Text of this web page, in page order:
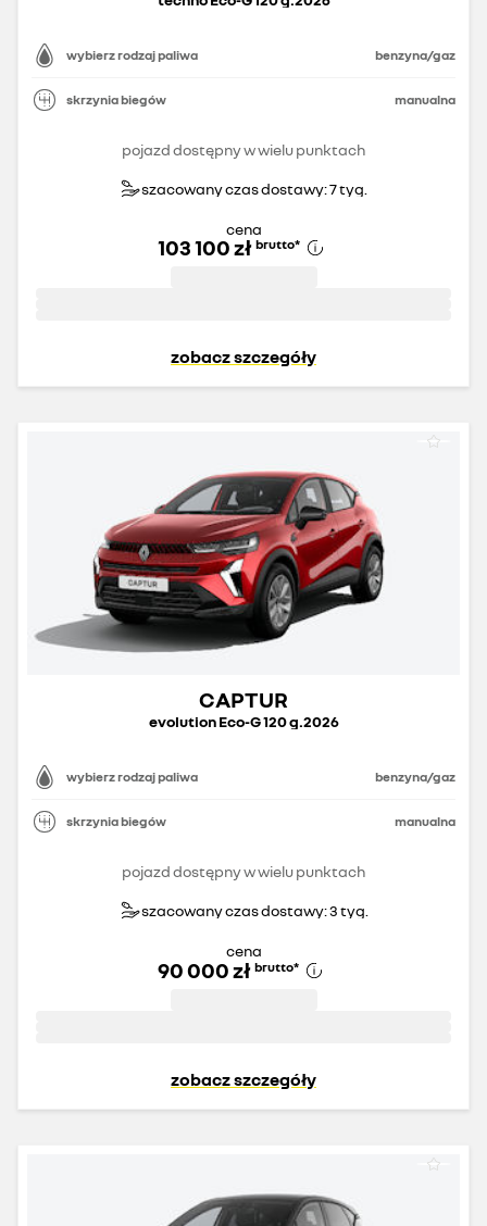
wybierz rodzaj paliwa benzyna/gaz
skrzynia biegów manualna
pojazd dostępny w wielu punktach
szacowany czas dostawy: 7 tyg.
cena
103 100 zł brutto*
zobacz szczegóły
CAPTUR
evolution Eco-G 120 g.2026
wybierz rodzaj paliwa benzyna/gaz
skrzynia biegów manualna
pojazd dostępny w wielu punktach
szacowany czas dostawy: 3 tyg.
cena
90 000 zł brutto*
zobacz szczegóły